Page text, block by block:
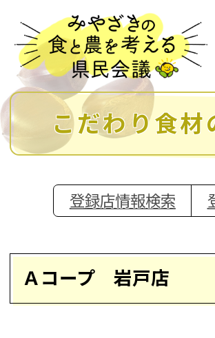
こだわり食材
登録店情報検索
Ａコープ 岩戸店